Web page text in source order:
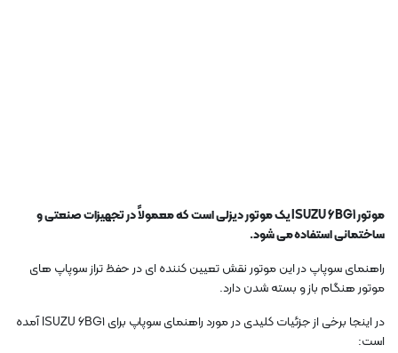
موتور ISUZU 6BG1 یک موتور دیزلی است که معمولاً در تجهیزات صنعتی و
ساختمانی استفاده می شود.
راهنمای سوپاپ در این موتور نقش تعیین کننده ای در حفظ تراز سوپاپ های
موتور هنگام باز و بسته شدن دارد.
در اینجا برخی از جزئیات کلیدی در مورد راهنمای سوپاپ برای ISUZU 6BG1 آمده
است: